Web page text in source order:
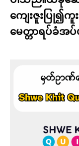
ကျေးဇူးပြု၍ကူ
မေတ္တာရပ်ခံအ